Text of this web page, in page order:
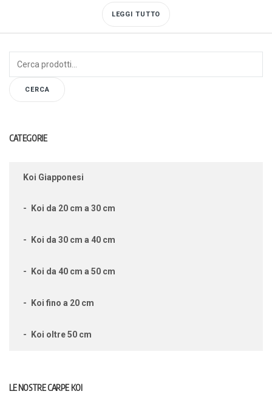
LEGGI TUTTO
CERCA
CATEGORIE
Koi Giapponesi
Koi da 20 cm a 30 cm
Koi da 30 cm a 40 cm
Koi da 40 cm a 50 cm
Koi fino a 20 cm
Koi oltre 50 cm
LE NOSTRE CARPE KOI